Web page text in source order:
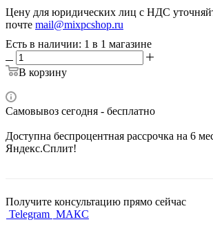
Цену для юридических лиц с НДС
почте mail@mixpcshop.ru
Есть в наличии: 1 в 1 магазине
В корзину
Самовывоз сегодня - бесплатно
Доступна беспроцентная рассрочка на 6
Яндекс.Сплит!
Получите консультацию прямо сейчас
Telegram МАКС